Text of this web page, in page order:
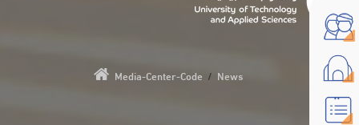
Media-Center-Code / News